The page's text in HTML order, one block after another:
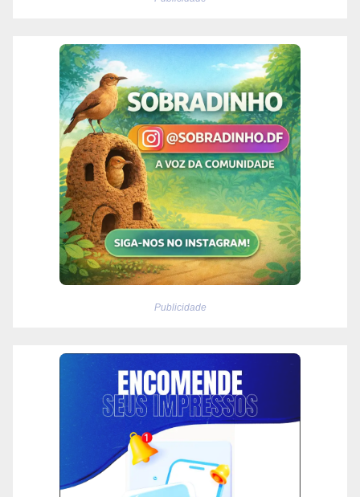
Publicidade